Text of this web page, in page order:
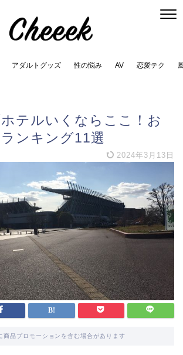
アダルトグッズ 性の悩み AV 恋愛テク
テルいくならここ！お
ンキング11選
2024年3月13日
商品プロモーションを含む場合があります